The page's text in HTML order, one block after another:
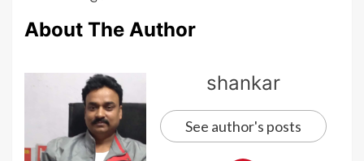
About The Author
shankar
See author's posts